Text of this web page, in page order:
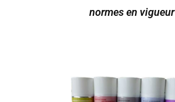
normes en vigueur